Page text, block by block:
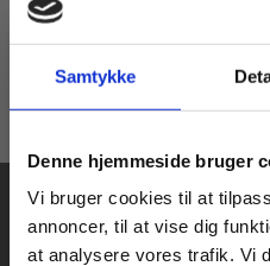
Samtykke
Denne hjemmeside bruger
Vi bruger cookies til at
annoncer, til at vise dig
at analysere vores trafik. Vi
Pris
Køb læremidler og